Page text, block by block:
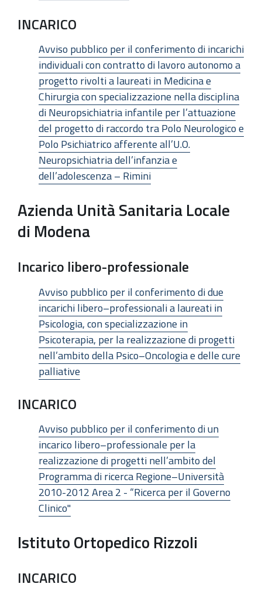
INCARICO
Avviso pubblico per il conferimento di incarichi
individuali con contratto di lavoro autonomo a
progetto rivolti a laureati in Medicina e
Chirurgia con specializzazione nella disciplina
di Neuropsichiatria infantile per l’attuazione
del progetto di raccordo tra Polo Neurologico e
Polo Psichiatrico afferente all’U.O.
Neuropsichiatria dell’infanzia e
dell’adolescenza – Rimini
Azienda Unità Sanitaria Locale
di Modena
Incarico libero-professionale
Avviso pubblico per il conferimento di due
incarichi libero–professionali a laureati in
Psicologia, con specializzazione in
Psicoterapia, per la realizzazione di progetti
nell’ambito della Psico–Oncologia e delle cure
palliative
INCARICO
Avviso pubblico per il conferimento di un
incarico libero–professionale per la
realizzazione di progetti nell’ambito del
Programma di ricerca Regione–Università
2010-2012 Area 2 - “Ricerca per il Governo
Clinico"
Istituto Ortopedico Rizzoli
INCARICO